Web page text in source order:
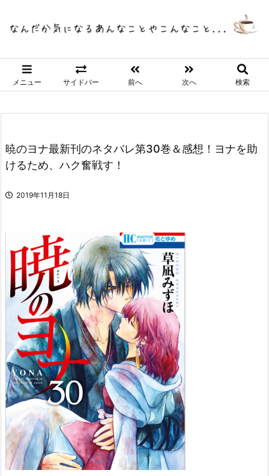
メニュー サイドバー 前へ 次へ 検索
暁のヨナ最新刊のネタバレ第30巻＆感想！ヨナを助
けるため、ハク奮戦す！
2019年11月18日